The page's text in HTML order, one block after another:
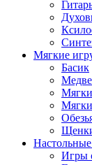
Мягкие
Басик
Игры